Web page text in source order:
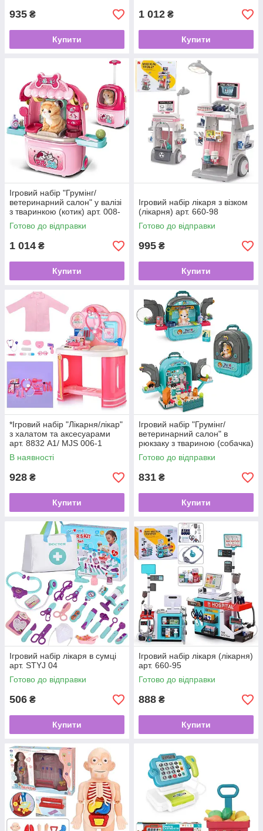
935 ₴
Купити
1 012 ₴
Купити
Ігровий набір "Грумінг/
ветеринарний салон" у валізі
з тваринкою (котик) арт. 008-
980-4
Готово до відправки
1 014 ₴
Купити
Ігровий набір лікаря з візком
(лікарня) арт. 660-98
Готово до відправки
995 ₴
Купити
*Ігровий набір "Лікарня/лікар"
з халатом та аксесуарами
арт. 8832 A1/ MJS 006-1
В наявності
928 ₴
Купити
Ігровий набір "Грумінг/
ветеринарний салон" в
рюкзаку з твариною (собачка)
арт. 008-998-1
Готово до відправки
831 ₴
Купити
Ігровий набір лікаря в сумці
арт. STYJ 04
Готово до відправки
506 ₴
Купити
Ігровий набір лікаря (лікарня)
арт. 660-95
Готово до відправки
888 ₴
Купити